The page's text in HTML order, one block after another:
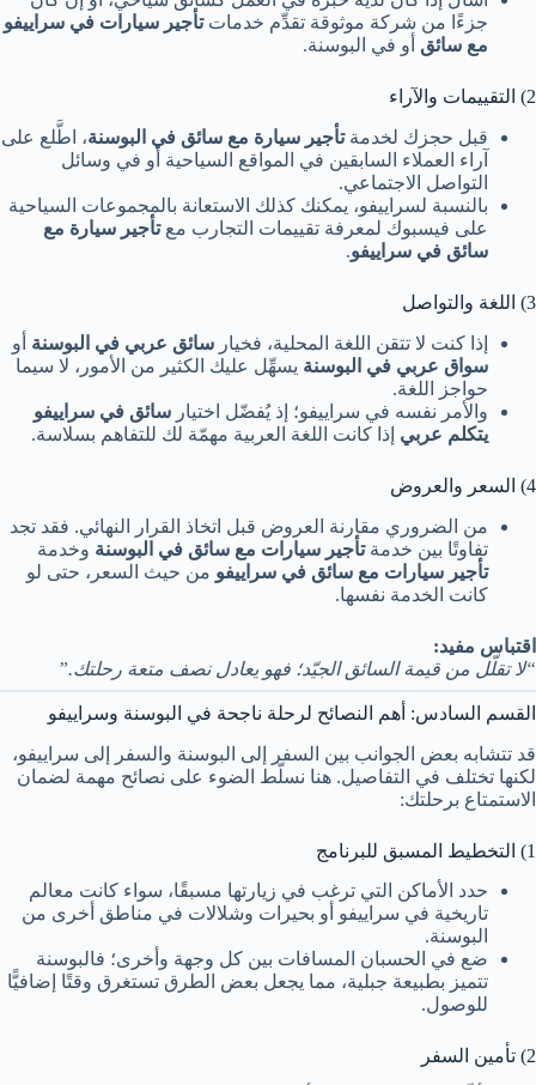
جزءًا من شركة موثوقة تقدِّم خدماتتأجير سيارات في سراييفو
مع سائق أو في البوسنة.
2) التقييمات والآراء
قبل حجزك لخدمةتأجير سيارة مع سائق في البوسنة، اطَّلع على
آراء العملاء السابقين في المواقع السياحية أو في وسائل
التواصل الاجتماعي.
بالنسبة لسراييفو، يمكنك كذلك الاستعانة بالمجموعات السياحية
على فيسبوك لمعرفة تقييمات التجارب معتأجير سيارة مع
سائق في سراييفو.
3) اللغة والتواصل
إذا كنت لا تتقن اللغة المحلية، فخيار سائق عربي في البوسنة أو
سواق عربي في البوسنة يسهِّل عليك الكثير من الأمور، لا سيما
حواجز اللغة.
والأمر نفسه في سراييفو؛ إذ يُفضّل اختيار سائق في سراييفو
يتكلم عربي إذا كانت اللغة العربية مهمّة لك للتفاهم بسلاسة.
4) السعر والعروض
من الضروري مقارنة العروض قبل اتخاذ القرار النهائي. فقد تجد
تفاوتًا بين خدمةتأجير سيارات مع سائق في البوسنة وخدمة
تأجير سيارات مع سائق في سراييفو من حيث السعر، حتى لو
كانت الخدمة نفسها.
اقتباس مفيد:
“لا تقلّل من قيمة السائق الجيّد؛ فهو يعادل نصف متعة رحلتك.”
القسم السادس: أهم النصائح لرحلة ناجحة في البوسنة وسراييفو
قد تتشابه بعض الجوانب بين السفر إلى البوسنة والسفر إلى سراييفو،
لكنها تختلف في التفاصيل. هنا نسلّط الضوء على نصائح مهمة لضمان
الاستمتاع برحلتك:
1) التخطيط المسبق للبرنامج
حدد الأماكن التي ترغب في زيارتها مسبقًا، سواء كانت معالم
تاريخية في سراييفو أو بحيرات وشلالات في مناطق أخرى من
البوسنة.
ضع في الحسبان المسافات بين كل وجهة وأخرى؛ فالبوسنة
تتميز بطبيعة جبلية، مما يجعل بعض الطرق تستغرق وقتًا إضافيًّا
للوصول.
2) تأمين السفر